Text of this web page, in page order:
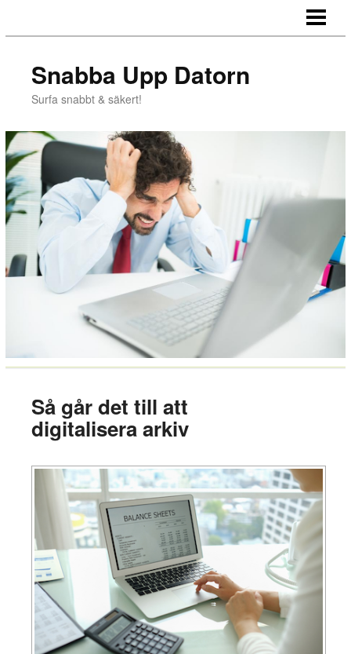
IMPORTERA BILDER
BLOGG
Snabba Upp Datorn
Surfa snabbt & säkert!
Så går det till att
digitalisera arkiv